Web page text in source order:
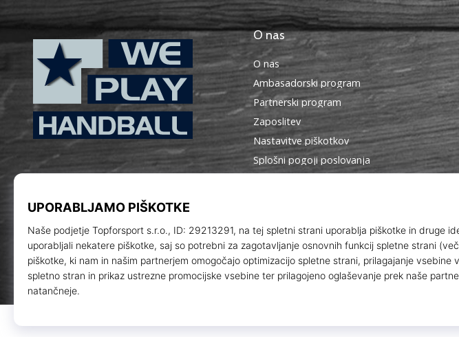
WePlayHandball.si
O nas
O nas
Ambasadorski program
Partnerski program
Zaposlitev
Nastavitve piškotkov
Splošni pogoji poslovanja